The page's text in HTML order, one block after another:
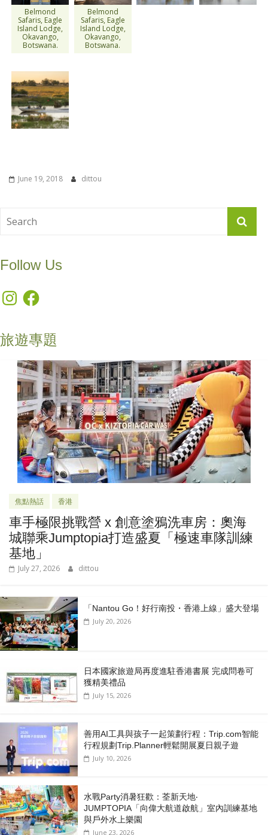
Belmond
Safaris, Eagle
Island Lodge,
Okavango,
Botswana.
Belmond
Safaris, Eagle
Island Lodge,
Okavango,
Botswana.
June 19, 2018 dittou
Follow Us
InstagramFacebook
旅遊專題
焦點熱話 香港
車手極限挑戰營 x 創意塗鴉洗車房：奧海
城聯乘Jumptopia打造盛夏「極速車隊訓練
基地」
July 27, 2026 dittou
「Nantou Go！好行南投・香港上線」盛大登場
July 20, 2026
日本國家旅遊局再度進駐香港書展 完成問卷可
獲精美禮品
July 15, 2026
善用AI工具與孩子一起策劃行程：Trip.com智能
行程規劃Trip.Planner輕鬆開展夏日親子遊
July 10, 2026
水戰Party消暑狂歡：荃新天地‧
JUMPTOPIA「向偉大航道啟航」室內訓練基地
與戶外水上樂園
June 23, 2026